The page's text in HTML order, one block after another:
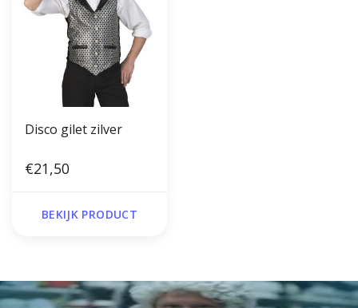
Disco gilet zilver
€21,50
BEKIJK PRODUCT